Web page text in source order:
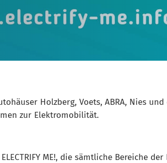
Holzberg, Voets, ABRA, Nies
zur Elektromobilität.
ME!, die sämtliche Bereiche